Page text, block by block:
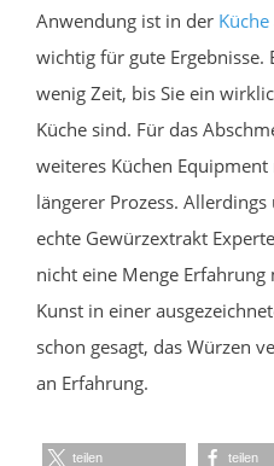
Anwendung ist in der Küche
wichtig für gute Ergebnisse.
wenig Zeit, bis Sie ein
Küche sind. Für das
weiteres Küchen
längerer Prozess.
echte Gewürzextrakt
nicht eine Menge
Kunst in einer
schon gesagt, das Würzen
an Erfahrung.
teilen teilen